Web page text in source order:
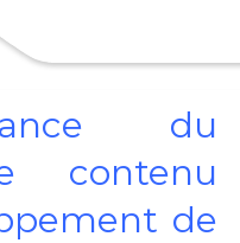
du
contenu
de